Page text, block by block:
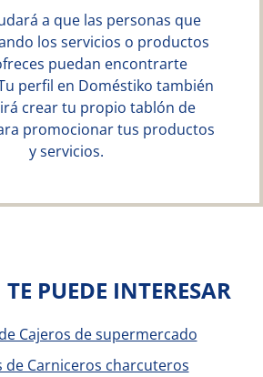
a que las personas que
los servicios o productos
puedan encontrarte
perfil en Doméstiko también
crear tu propio tablón de
promocionar tus productos
y servicios.
PUEDE INTERESAR
Cajeros de supermercado
de Carniceros charcuteros